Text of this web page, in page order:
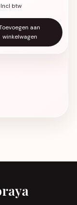
Incl btw
aan
winkelwagen